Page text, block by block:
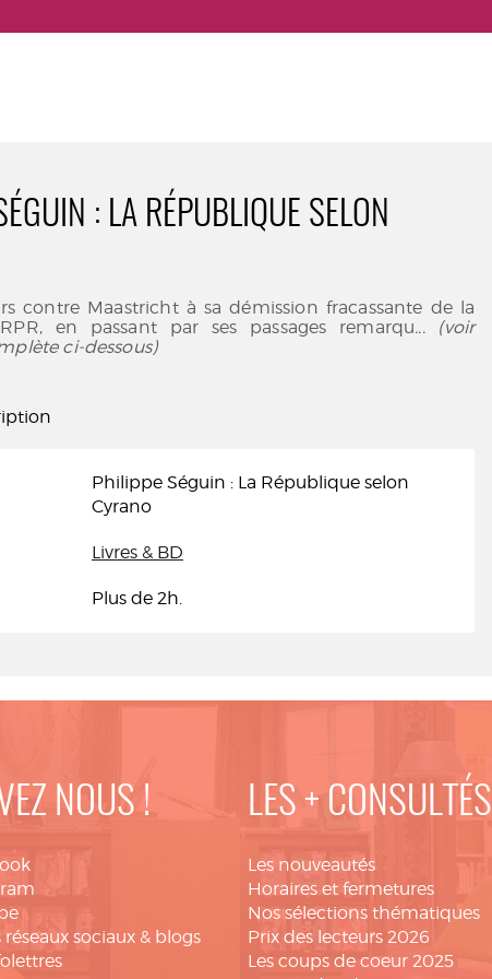
: LA RÉPUBLIQUE SELON
contre Maastricht à sa démission fracassante de la
en passant par ses passages remarqu... (voir
ci-dessous)
Philippe Séguin : La République selon
Cyrano
Livres & BD
Plus de 2h.
NOUS !
réseaux sociaux & blogs
LES + CONSULTÉS
Les nouveautés
Horaires et fermetures
Nos sélections thématiques
Prix des lecteurs 2026
Les coups de coeur 2025